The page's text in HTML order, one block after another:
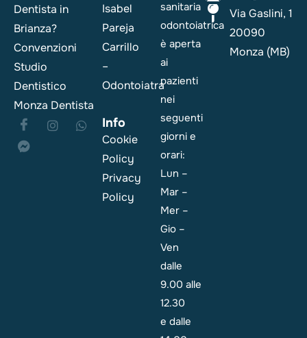
Dentista in
Brianza?
Convenzioni
Studio
Dentistico
Monza Dentista
Isabel
Pareja
Carrillo
–
Odontoiatra
Info
Cookie
Policy
Privacy
Policy
sanitaria
odontoiatrica
è aperta
ai
pazienti
nei
seguenti
giorni e
orari:
Lun –
Mar –
Mer –
Gio –
Ven
dalle
9.00 alle
12.30
e dalle
Via Gaslini, 1
20090
Monza (MB)